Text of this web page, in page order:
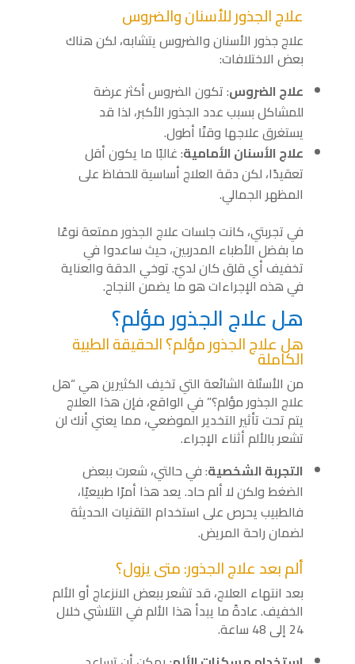
علاج الجذور للأسنان والضروس
علاج جذور الأسنان والضروس يتشابه، لكن هناك
بعض الاختلافات:
علاج الضروس: تكون الضروس أكثر عرضة
للمشاكل بسبب عدد الجذور الأكبر، لذا قد
يستغرق علاجها وقتًا أطول.
علاج الأسنان الأمامية: غالبًا ما يكون أقل
تعقيدًا، لكن دقة العلاج أساسية للحفاظ على
المظهر الجمالي.
في تجربتي، كانت جلسات علاج الجذور ممتعة نوعًا
ما بفضل الأطباء المدربين، حيث ساعدوا في
تخفيف أي قلق كان لديّ. توخي الدقة والعناية
في هذه الإجراءات هو ما يضمن النجاح.
هل علاج الجذور مؤلم؟
هل علاج الجذور مؤلم؟ الحقيقة الطبية
الكاملة
من الأسئلة الشائعة التي تخيف الكثيرين هي “هل
علاج الجذور مؤلم؟” في الواقع، فإن هذا العلاج
يتم تحت تأثير التخدير الموضعي، مما يعني أنك لن
تشعر بالألم أثناء الإجراء.
التجربة الشخصية: في حالتي، شعرت ببعض
الضغط ولكن لا ألم حاد. يعد هذا أمرًا طبيعيًا،
فالطبيب يحرص على استخدام التقنيات الحديثة
لضمان راحة المريض.
ألم بعد علاج الجذور: متى يزول؟
بعد انتهاء العلاج، قد تشعر ببعض الانزعاج أو الألم
الخفيف. عادةً ما يبدأ هذا الألم في التلاشي خلال
24 إلى 48 ساعة.